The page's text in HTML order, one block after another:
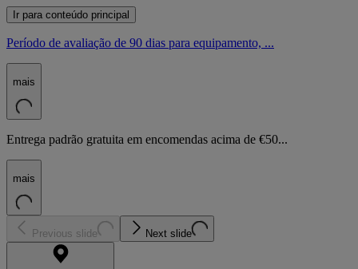
Ir para conteúdo principal
Período de avaliação de 90 dias para equipamento, ...
mais
Entrega padrão gratuita em encomendas acima de €50...
mais
Previous slide Next slide